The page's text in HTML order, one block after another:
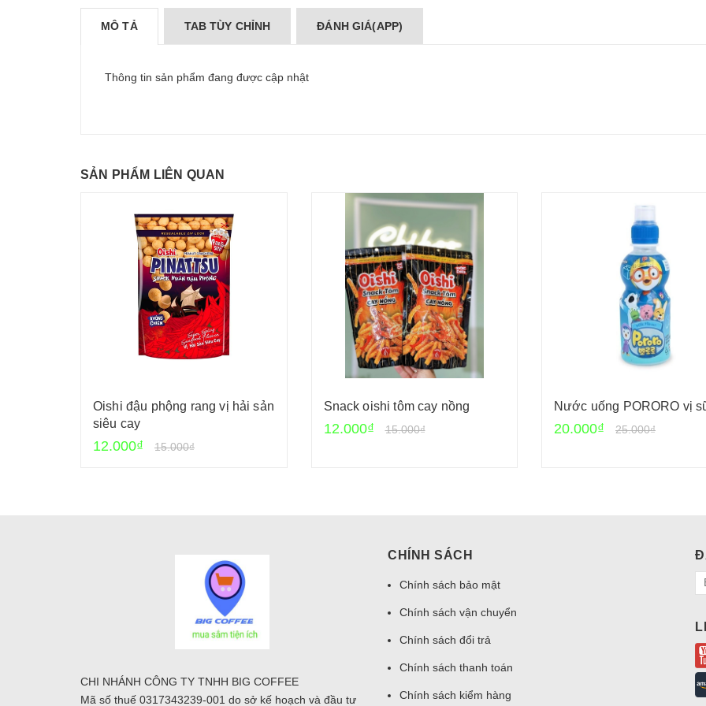
MÔ TẢ TAB TÙY CHỈNH ĐÁNH GIÁ(APP)
Thông tin sản phẩm đang được cập nhật
SẢN PHẨM LIÊN QUAN
Oishi đậu phộng rang vị hải sản
siêu cay
12.000₫ 15.000₫
Snack oishi tôm cay nồng
12.000₫ 15.000₫
Nước uống PORORO vị
20.000₫ 25.000₫
CHI NHÁNH CÔNG TY TNHH BIG COFFEE
Mã số thuế 0317343239-001 do sở kế hoạch và đầu tư
CHÍNH SÁCH
Chính sách bảo mật
Chính sách vận chuyển
Chính sách đổi trả
Chính sách thanh toán
Chính sách kiểm hàng